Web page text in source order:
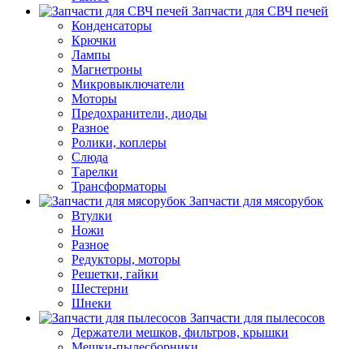
Запчасти для СВЧ печей
Конденсаторы
Крючки
Лампы
Магнетроны
Микровыключатели
Моторы
Предохранители, диоды
Разное
Ролики, коплеры
Слюда
Тарелки
Трансформаторы
Запчасти для мясорубок
Втулки
Ножи
Разное
Редукторы, моторы
Решетки, гайки
Шестерни
Шнеки
Запчасти для пылесосов
Держатели мешков, фильтров, крышки